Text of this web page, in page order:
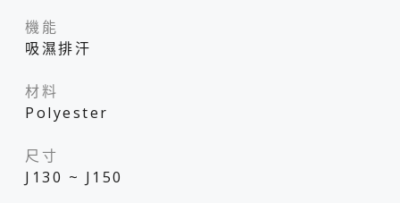
機能
吸濕排汗
材料
Polyester
尺寸
J130 ~ J150